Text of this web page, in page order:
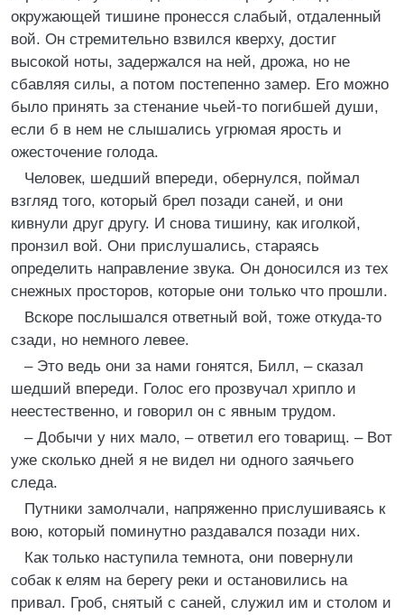
окружающей тишине пронесся слабый, отдаленный
вой. Он стремительно взвился кверху, достиг
высокой ноты, задержался на ней, дрожа, но не
сбавляя силы, а потом постепенно замер. Его можно
было принять за стенание чьей-то погибшей души,
если б в нем не слышались угрюмая ярость и
ожесточение голода.
Человек, шедший впереди, обернулся, поймал
взгляд того, который брел позади саней, и они
кивнули друг другу. И снова тишину, как иголкой,
пронзил вой. Они прислушались, стараясь
определить направление звука. Он доносился из тех
снежных просторов, которые они только что прошли.
Вскоре послышался ответный вой, тоже откуда-то
сзади, но немного левее.
– Это ведь они за нами гонятся, Билл, – сказал
шедший впереди. Голос его прозвучал хрипло и
неестественно, и говорил он с явным трудом.
– Добычи у них мало, – ответил его товарищ. – Вот
уже сколько дней я не видел ни одного заячьего
следа.
Путники замолчали, напряженно прислушиваясь к
вою, который поминутно раздавался позади них.
Как только наступила темнота, они повернули
собак к елям на берегу реки и остановились на
привал. Гроб, снятый с саней, служил им и столом и